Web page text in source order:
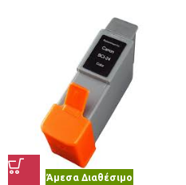
Άμεσα Διαθέσιμο